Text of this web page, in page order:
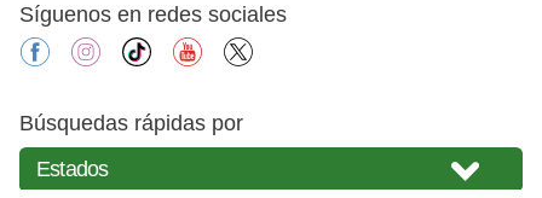
Síguenos en redes sociales
facebookinstagram
tiktok youtube
Búsquedas rápidas por